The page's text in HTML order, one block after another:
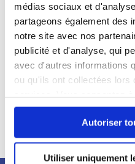
médias sociaux et
partageons également des
notre site avec nos
publicité et d'analyse, qui
avec d'autres informations
ou qu'ils ont collectées lors
continuez à utiliser notre
Autoriser
Utiliser uniquement
Expérience :
de